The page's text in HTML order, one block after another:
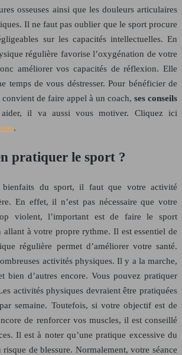
osseuses ainsi que les douleurs articulaires
Il ne faut pas oublier que le sport procure
sur les capacités intellectuelles. En
régulière favorise l’oxygénation de votre
améliorer vos capacités de réflexion. Elle
temps de vous déstresser. Pour bénéficier de
convient de faire appel à un coach, ses conseils
il va aussi vous motiver. Cliquez ici
.
pratiquer le sport ?
bienfaits du sport, il faut que votre activité
En effet, il n’est pas nécessaire que votre
violent, l’important est de faire le sport
allant à votre propre rythme. Il est essentiel de
régulière permet d’améliorer votre santé.
activités physiques. Il y a la marche,
bien d’autres encore. Vous pouvez pratiquer
activités physiques devraient être pratiquées
semaine. Toutefois, si votre objectif est de
de renforcer vos muscles, il est conseillé
Il est à noter qu’une pratique excessive du
de blessure. Normalement, votre séance